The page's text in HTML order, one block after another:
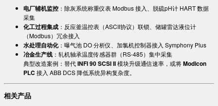
电厂辅机监控 ：除灰系统称重仪表 Modbus 接入、脱硫pH计 HART 数据
采集
化工过程集成 ：反应釜温控表（ASCII协议）联锁、储罐雷达液位计
（Modbus）冗余接入
水处理自动化：曝气池 DO 分析仪、加氯机控制器接入 Symphony Plus
冶金生产线 ：轧机轴承温度传感器群（RS-485）集中采集
典型改造案例：替代 ​INFI 90 SCSI II模块升级通信速率，或将 ​Modicon
PLC 接入 ABB DCS 降低系统异构复杂度。
相关产品